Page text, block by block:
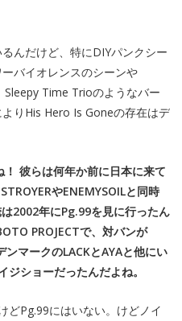
んだけど、特にDIYパンクシー
バイオレンスのシーンや
Time Trioのようなバー
りHis Hero Is Goneの存在はデ
彼らは何年か前に日本に来て
やENEMYSOILと同時
2002年にPg.99を見に行ったん
PROJECTで、対バンが
ンマークのLACKとAYAと他にい
ジショーだったんだよね。
どPg.99にはいない。けどノイ